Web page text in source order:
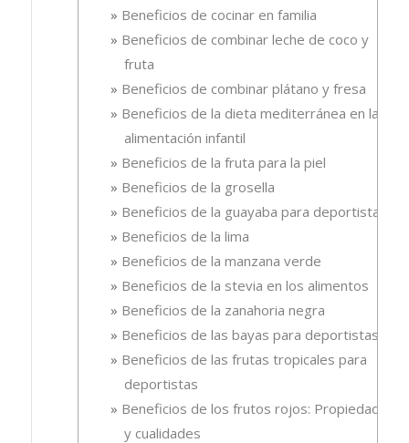
Beneficios de cocinar en familia
Beneficios de combinar leche de coco y
fruta
Beneficios de combinar plátano y fresa
Beneficios de la dieta mediterránea en la
alimentación infantil
Beneficios de la fruta para la piel
Beneficios de la grosella
Beneficios de la guayaba para deportistas
Beneficios de la lima
Beneficios de la manzana verde
Beneficios de la stevia en los alimentos
Beneficios de la zanahoria negra
Beneficios de las bayas para deportistas
Beneficios de las frutas tropicales para
deportistas
Beneficios de los frutos rojos: Propiedades
y cualidades